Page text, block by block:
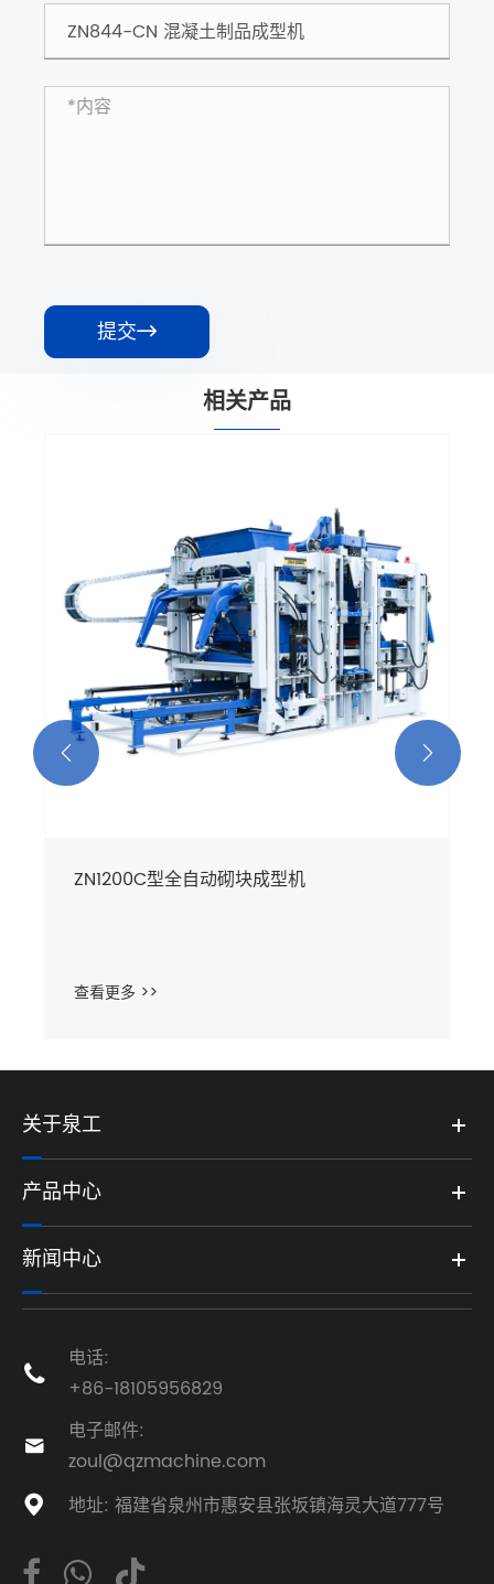
提交
相关产品
ZN1200C型全自动砌块成型机
查看更多 >>
 
关于泉工
产品中心
新闻中心

电话:
+86-18105956829

电子邮件:
zoul@qzmachine.com
 地址: 福建省泉州市惠安县张坂镇海灵大道777号